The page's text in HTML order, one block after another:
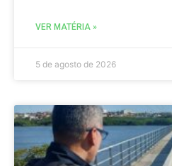
VER MATÉRIA »
5 de agosto de 2026